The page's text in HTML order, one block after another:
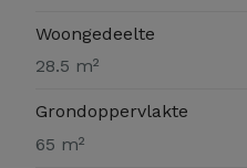
Woongedeelte
28.5 m²
Grondoppervlakte
65 m²